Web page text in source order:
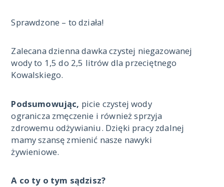
Sprawdzone – to działa!
Zalecana dzienna dawka czystej niegazowanej
wody to 1,5 do 2,5 litrów dla przeciętnego
Kowalskiego.
Podsumowując, picie czystej wody
ogranicza zmęczenie i również sprzyja
zdrowemu odżywianiu. Dzięki pracy zdalnej
mamy szansę zmienić nasze nawyki
żywieniowe.
A co ty o tym sądzisz?